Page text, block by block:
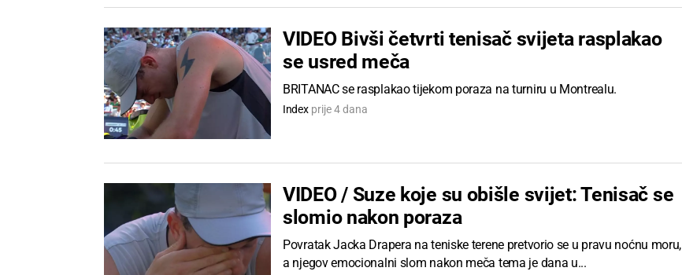
VIDEO Bivši četvrti tenisač svijeta rasplakao
se usred meča
BRITANAC se rasplakao tijekom poraza na turniru u Montrealu.
Indexprije 4 dana
VIDEO / Suze koje su obišle svijet: Tenisač se
slomio nakon poraza
Povratak Jacka Drapera na teniske terene pretvorio se u pravu noćnu moru,
a njegov emocionalni slom nakon meča tema je dana u...